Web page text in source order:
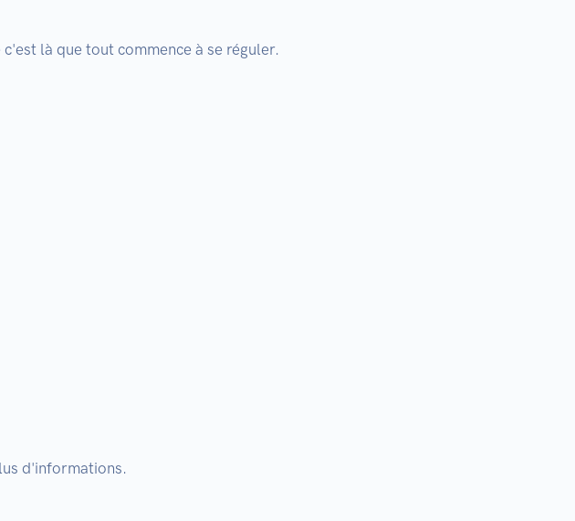
là que tout commence à se réguler.
d'informations.